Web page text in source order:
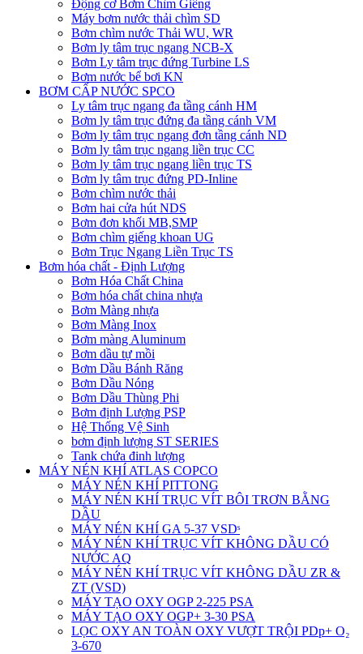
Động cơ Bơm Chìm Giếng
​Máy bơm nước thải chìm SD
Bơm chìm nước Thải WU, WR
Bơm ly tâm trục ngang NCB-X
Bơm Ly tâm trục đứng Turbine LS
Bơm nước bể bơi KN
BƠM CẤP NƯỚC SPCO
Ly tâm trục ngang đa tầng cánh HM
Bơm ly tâm trục đứng đa tầng cánh VM
Bơm ly tâm trục ngang đơn tầng cánh ND
Bơm ly tâm trục ngang liền trục CC
Bơm ly tâm trục ngang liền trục TS
Bơm ly tâm trục đứng PD-Inline
Bơm chìm nước thải
Bơm hai cửa hút NDS
Bơm đơn khối MB,SMP
Bơm chìm giếng khoan UG
Bơm Trục Ngang Liền Trục TS
Bơm hóa chất - Định Lượng
Bơm Hóa Chất China
Bơm hóa chất china nhựa
Bơm Màng nhựa
Bơm Màng Inox
Bơm màng Aluminum
Bơm dầu tự mồi
Bơm Dầu Bánh Răng
Bơm Dầu Nóng
Bơm Dầu Thùng Phi
Bơm định Lượng PSP
Hệ Thống Vệ Sinh
bơm định lượng ST SERIES
Tank chứa đinh lượng
MÁY NÉN KHÍ ATLAS COPCO
MÁY NÉN KHÍ PITTONG
MÁY NÉN KHÍ TRỤC VÍT BÔI TRƠN BẰNG
DẦU
MÁY NÉN KHÍ GA 5-37 VSDˢ
MÁY NÉN KHÍ TRỤC VÍT KHÔNG DẦU CÓ
NƯỚC AQ
MÁY NÉN KHÍ TRỤC VÍT KHÔNG DẦU ZR &
ZT (VSD)
MÁY TẠO OXY OGP 2-225 PSA
MÁY TẠO OXY OGP+ 3-30 PSA
LỌC OXY AN TOÀN OXY VƯỢT TRỘI PDp+ O₂
3-670